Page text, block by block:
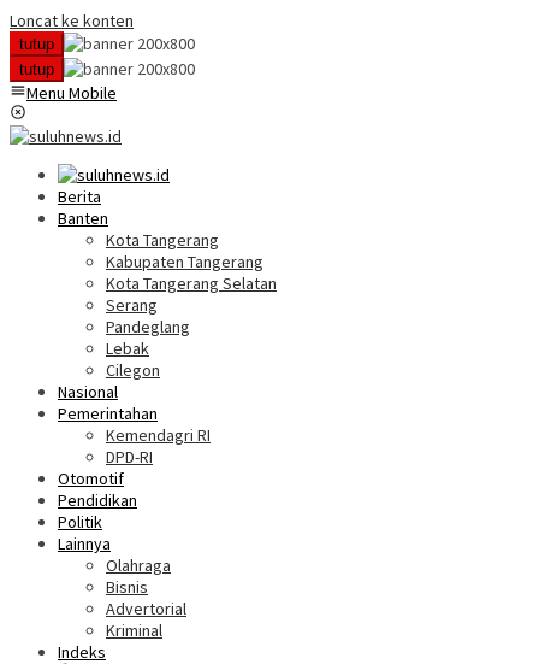
Loncat ke konten
tutup
tutup
Menu Mobile
Berita
Banten
Kota Tangerang
Kabupaten Tangerang
Kota Tangerang Selatan
Serang
Pandeglang
Lebak
Cilegon
Nasional
Pemerintahan
Kemendagri RI
DPD-RI
Otomotif
Pendidikan
Politik
Lainnya
Olahraga
Bisnis
Advertorial
Kriminal
Indeks